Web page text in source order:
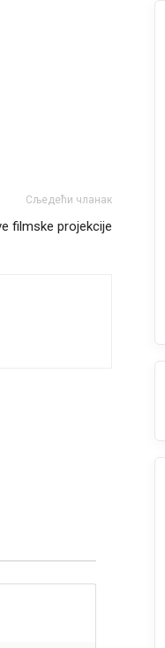
Сљедећи чланак
filmske projekcije